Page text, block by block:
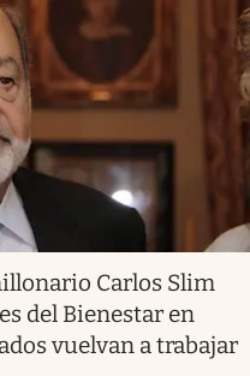
Carlos Slim
del Bienestar en
vuelvan a trabajar